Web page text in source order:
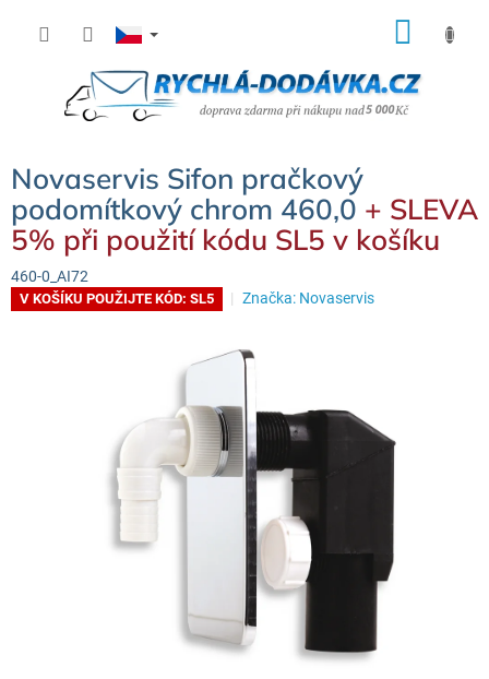
Novaservis Sifon pračkový
podomítkový chrom 460,0 + SLEVA
5% při použití kódu SL5 v košíku
460-0_AI72
V KOŠÍKU POUŽIJTE KÓD: SL5 Značka: Novaservis